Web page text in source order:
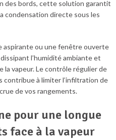
des bords, cette solution garantit
condensation directe sous les
aspirante ou une fenêtre ouverte
l’humidité ambiante et
vapeur. Le contrôle régulier de
contribue à limiter l’infiltration de
de vos rangements.
pour une longue
face à la vapeur